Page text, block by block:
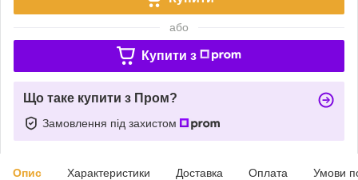
або
Купити з
Що таке купити з Пром?
Замовлення під захистом
Опис Характеристики Доставка Оплата Умови